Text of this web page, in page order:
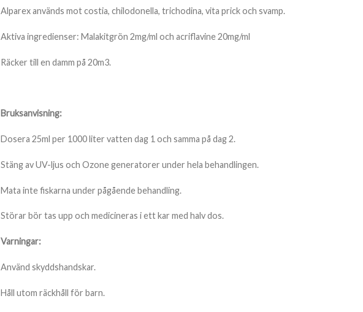
Alparex används mot costia, chilodonella, trichodina, vita prick och svamp.
Aktiva ingredienser: Malakitgrön 2mg/ml och acriflavine 20mg/ml
Räcker till en damm på 20m3.
Bruksanvisning:
Dosera 25ml per 1000 liter vatten dag 1 och samma på dag 2.
Stäng av UV-ljus och Ozone generatorer under hela behandlingen.
Mata inte fiskarna under pågående behandling.
Störar bör tas upp och medicineras i ett kar med halv dos.
Varningar:
Använd skyddshandskar.
Håll utom räckhåll för barn.